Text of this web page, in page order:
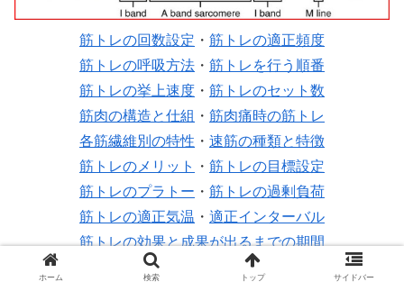
筋トレの回数設定 ・ 筋トレの適正頻度
筋トレの呼吸方法 ・ 筋トレを行う順番
筋トレの挙上速度 ・ 筋トレのセット数
筋肉の構造と仕組 ・ 筋肉痛時の筋トレ
各筋繊維別の特性 ・ 速筋の種類と特徴
筋トレのメリット
・ 筋トレの目標設定
筋トレのプラトー ・ 筋トレの過剰負荷
筋トレの適正気温 ・ 適正インターバル
筋トレの効果と成果が出るまでの期間
各種運動と筋トレの消費カロリー比較
ホーム 検索 トップ サイドバー